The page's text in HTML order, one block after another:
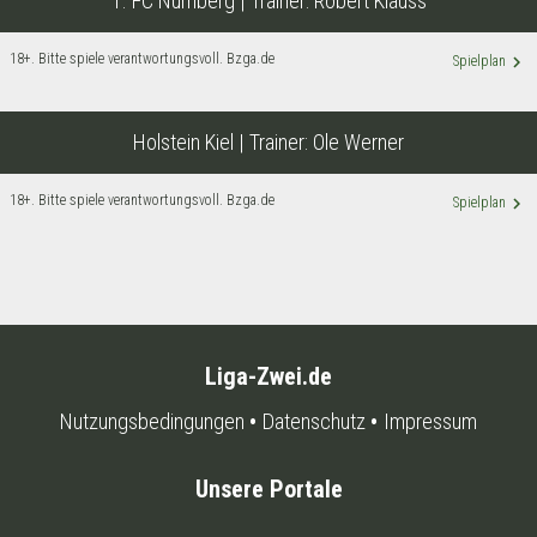
18+. Bitte spiele verantwortungsvoll. Bzga.de Spielplan keyboard_arrow_right
Holstein Kiel | Trainer: Ole Werner
18+. Bitte spiele verantwortungsvoll. Bzga.de Spielplan keyboard_arrow_right
Liga-Zwei.de
Nutzungsbedingungen Datenschutz Impressum
Unsere Portale